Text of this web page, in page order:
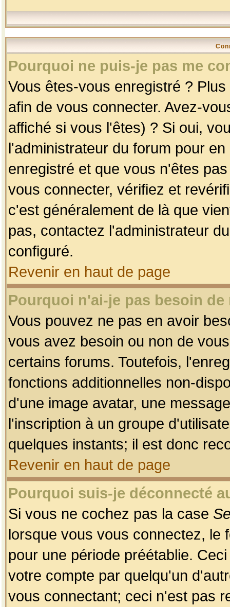
Pourquoi ne puis-je pas me
Vous êtes-vous enregistré ?
afin de vous connecter. Avez-
affiché si vous l'êtes) ? Si oui,
l'administrateur du forum pour
enregistré et que vous n'êtes
vous connecter, vérifiez et
c'est généralement de là que
pas, contactez l'administrateur
configuré.
Revenir en haut de page
Pourquoi n'ai-je pas besoin
Vous pouvez ne pas en avoir
vous avez besoin ou non de
certains forums. Toutefois,
fonctions additionnelles non-
d'une image avatar, une
l'inscription à un groupe
quelques instants; il est donc
Revenir en haut de page
Pourquoi suis-je déconnecté
Si vous ne cochez pas la case
lorsque vous vous connectez, le
pour une période préétablie.
votre compte par quelqu'un
vous connectant; ceci n'est pas